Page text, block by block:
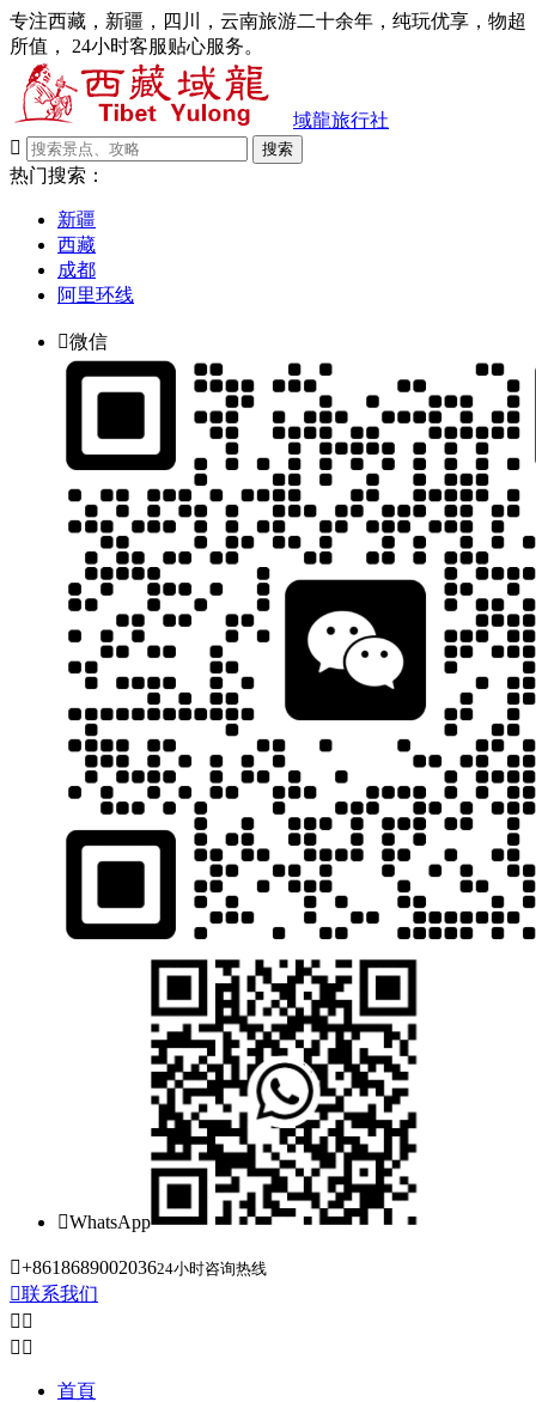
专注西藏，新疆，四川，云南旅游二十余年，纯玩优享，物超
所值， 24小时客服贴心服务。
域龍旅行社

搜索
热门搜索：
新疆
西藏
成都
阿里环线
微信
WhatsApp
+861868900203624小时咨询热线
联系我们
 
 
首頁